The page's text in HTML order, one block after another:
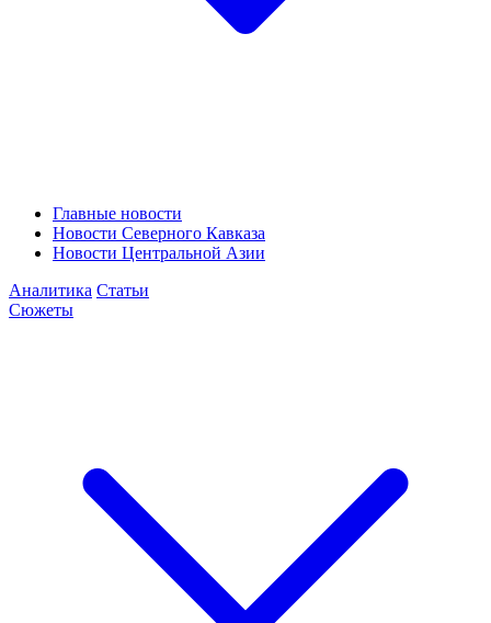
Главные новости
Новости Северного Кавказа
Новости Центральной Азии
Аналитика Статьи
Сюжеты